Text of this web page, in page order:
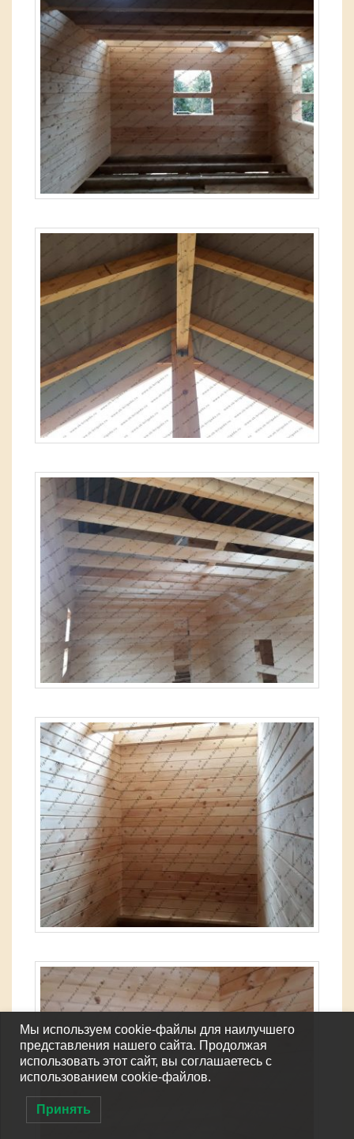
Мы используем cookie-файлы для наилучшего
представления нашего сайта. Продолжая
использовать этот сайт, вы соглашаетесь с
использованием cookie-файлов.
Принять